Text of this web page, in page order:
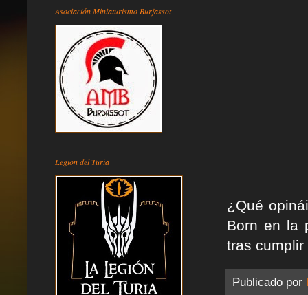
¿Qué
Born en la
tras
Publicado por
Asociación Miniaturismo Burjassot
Legion del Turia